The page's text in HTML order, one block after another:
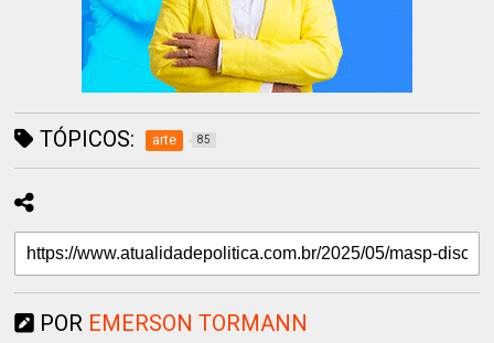
TÓPICOS: arte 85
POR EMERSON TORMANN